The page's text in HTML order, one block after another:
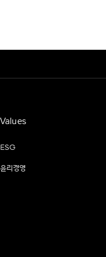
Values
ESG
윤리경영